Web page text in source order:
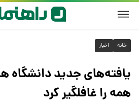
خانه اخبار
یافته‌های جدید دانشگاه
همه را غافلگیر کرد